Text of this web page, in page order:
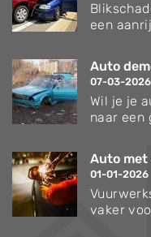
een
Auto
07-03-2026
Wil je je
naar een
Auto met
01-01-2026
vaker